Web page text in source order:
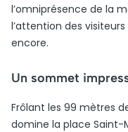
l’omniprésence de la
l’attention des
encore.
Un sommet
Frôlant les 99 mètres
domine la place Saint-